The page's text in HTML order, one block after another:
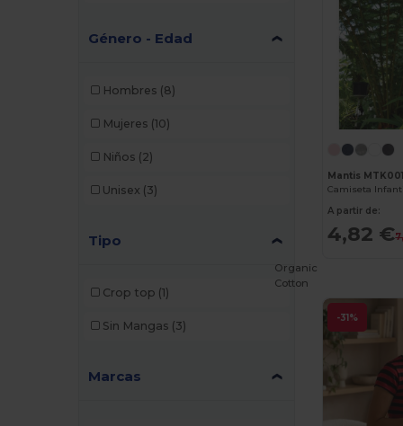
Género - Edad
Hombres (8)
Mujeres (10)
Niños (2)
Unisex (3)
Tipo
Crop top (1)
Sin Mangas (3)
Marcas
Mantis MTK001
A partir de:
4,82 €
-31%
Organic
Cotton